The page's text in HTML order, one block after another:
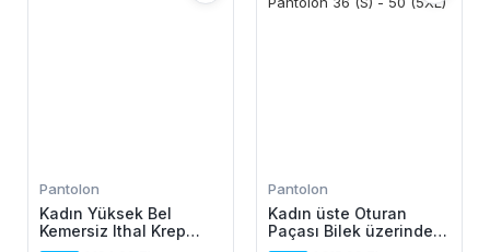
Pantolon
Kadın Yüksek Bel
Kemersiz Ithal Krep
Pantolon
Kadın üste Oturan
Paçası Bilek üzerinde